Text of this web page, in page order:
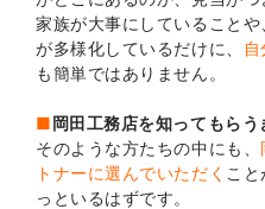
家族が大事にしていること
が多様化しているだけに、
も簡単ではありません。
■岡田工務店を知ってもらう
そのような方たちの中にも、
トナーに選んでいただく こ
っといるはずです。